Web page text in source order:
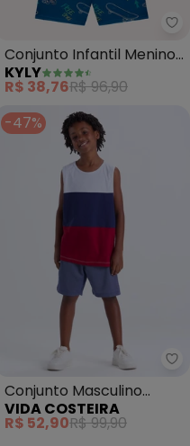
Conjunto Infantil Menino
Conjunto Infantil Menino
Skate (Branco)
KYLY
R$ 38,76R$ 96,90
Conjunto Infantil Menino
-47%
Conjunto Masculino
Infantil de Verão Regata
Tricolor (Branco)
VIDA COSTEIRA
R$ 52,90R$ 99,90